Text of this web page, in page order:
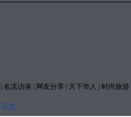
名流访谈 网友分享 天下华人 时尚旅游
正文